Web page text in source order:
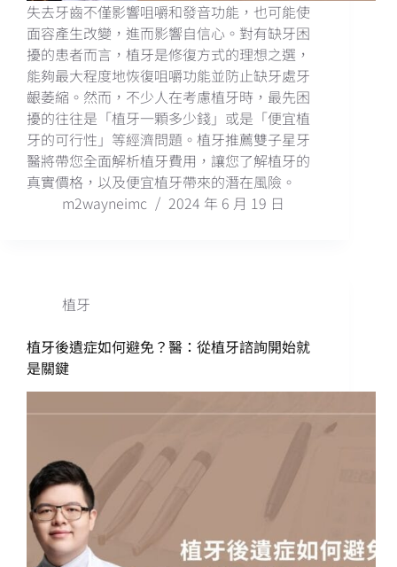
失去牙齒不僅影響咀嚼和發音功能，也可能使
面容產生改變，進而影響自信心。對有缺牙困
擾的患者而言，植牙是修復方式的理想之選，
能夠最大程度地恢復咀嚼功能並防止缺牙處牙
齦萎縮。然而，不少人在考慮植牙時，最先困
擾的往往是「植牙一顆多少錢」或是「便宜植
牙的可行性」等經濟問題。植牙推薦雙子星牙
醫將帶您全面解析植牙費用，讓您了解植牙的
真實價格，以及便宜植牙帶來的潛在風險。
m2wayneimc
2024 年 6 月 19 日
植牙
植牙後遺症如何避免？醫：從植牙諮詢開始就
是關鍵